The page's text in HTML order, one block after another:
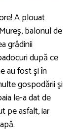
A plouat
balonul de
grădinii
după ce
au fost şi în
gospodării şi
le-a dat de
pe asfalt, iar